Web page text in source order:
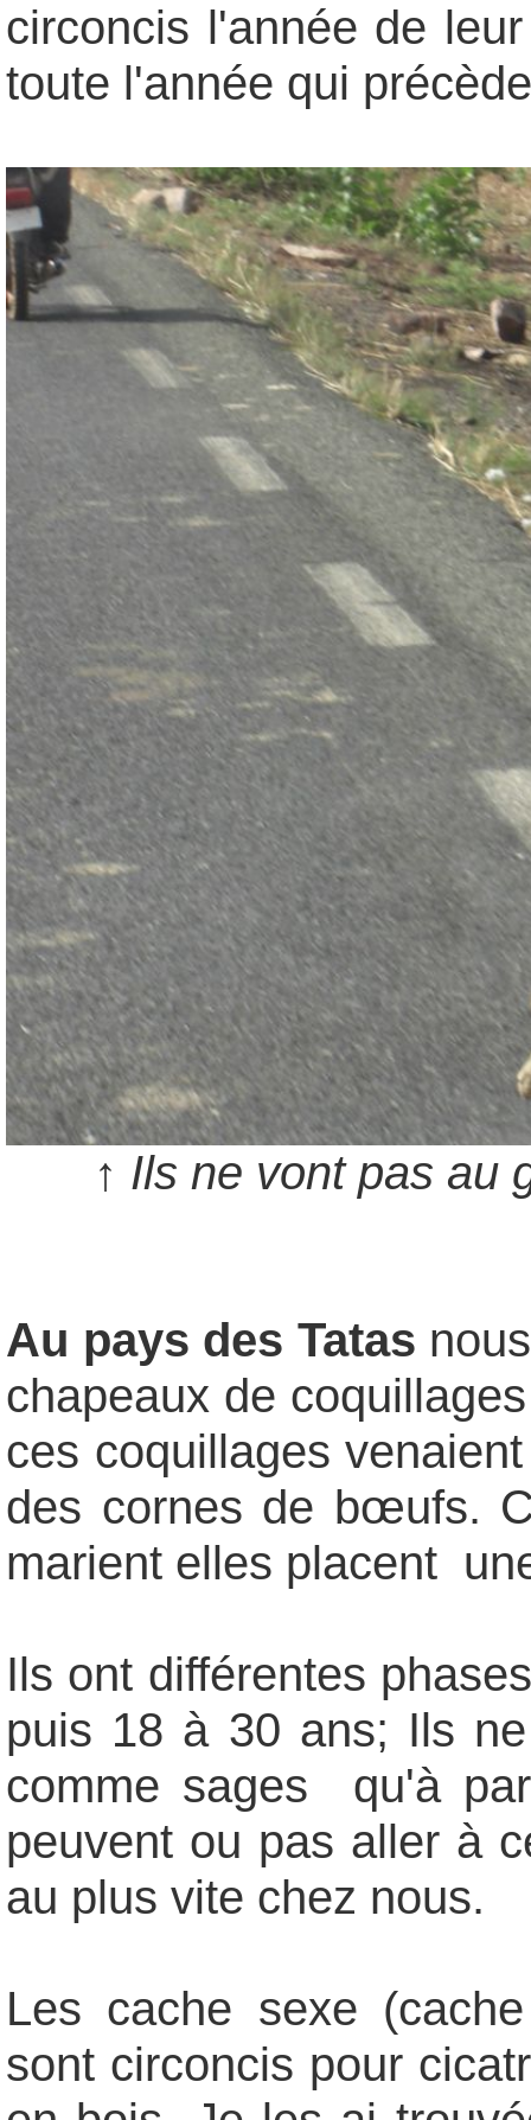
circoncis l'année de
toute l'année qui
↑ Ils ne vont pas au
Au pays des Tatas
chapeaux de
ces coquillages
des cornes de bœufs.
marient elles placent
Ils ont différentes
puis 18 à 30 ans; Ils
comme sages qu'à
peuvent ou pas aller à
au plus vite chez nous.
Les cache sexe
sont circoncis pour